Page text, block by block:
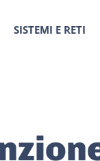
SISTEMI E RETI